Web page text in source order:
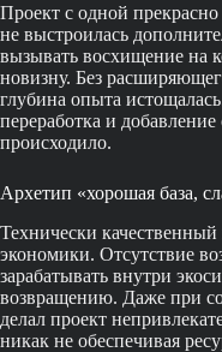
Проект с одной
не выстроилась
вызывать восхищение на
новизну. Без
глубина опыта
переработка и
происходило.
Архетип «хорошая база,
Технически
экономики. Отсутствие
зарабатывать внутри
возвращению. Даже при
делал проект
никак не обеспечивая